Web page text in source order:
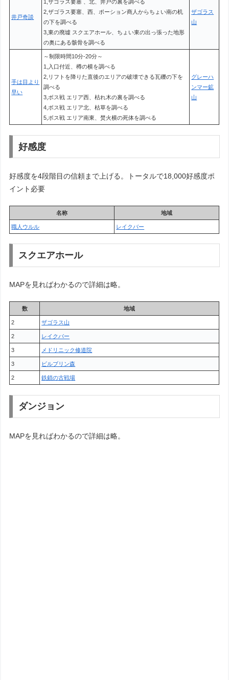
井戸奇談
1,ザゴラス要塞 、北、井戸の裏を調べる
2,ザゴラス要塞、西、ポーション商人からちょい南の机
の下を調べる
3,東の廃墟 スクエアホール、ちょい東の出っ張った地形
の奥にある骸骨を調べる
ザゴラス
山
手は目より
早い
～制限時間10分-20分～
1,入口付近、樽の横を調べる
2,リフトを降りた直後のエリアの破壊できる瓦礫の下を
調べる
3,ボス戦 エリア西、枯れ木の裏を調べる
4,ボス戦 エリア北、枯草を調べる
5,ボス戦 エリア南東、焚火横の死体を調べる
グレーハ
ンマー鉱
山
好感度
好感度を4段階目の信頼まで上げる。トータルで18,000好感度ポ
イント必要
名称 地域
職人ウルル レイクバー
スクエアホール
MAPを見ればわかるので詳細は略。
数 地域
2 ザゴラス山
2 レイクバー
3 メドリニック修道院
3 ビルブリン森
2 鉄鎖の古戦場
ダンジョン
MAPを見ればわかるので詳細は略。